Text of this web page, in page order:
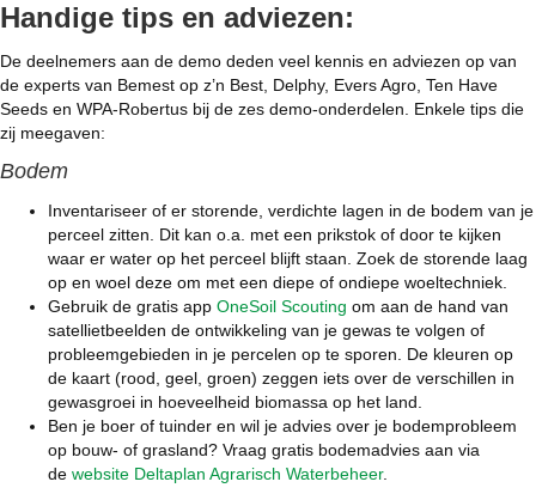
Handige tips en adviezen:
De deelnemers aan de demo deden veel kennis en adviezen op van
de experts van Bemest op z’n Best, Delphy, Evers Agro, Ten Have
Seeds en WPA-Robertus bij de zes demo-onderdelen. Enkele tips die
zij meegaven:
Bodem
Inventariseer of er storende, verdichte lagen in de bodem van je
perceel zitten. Dit kan o.a. met een prikstok of door te kijken
waar er water op het perceel blijft staan. Zoek de storende laag
op en woel deze om met een diepe of ondiepe woeltechniek.
Gebruik de gratis app OneSoil Scouting om aan de hand van
satellietbeelden de ontwikkeling van je gewas te volgen of
probleemgebieden in je percelen op te sporen. De kleuren op
de kaart (rood, geel, groen) zeggen iets over de verschillen in
gewasgroei in hoeveelheid biomassa op het land.
Ben je boer of tuinder en wil je advies over je bodemprobleem
op bouw- of grasland? Vraag gratis bodemadvies aan via
de website Deltaplan Agrarisch Waterbeheer.